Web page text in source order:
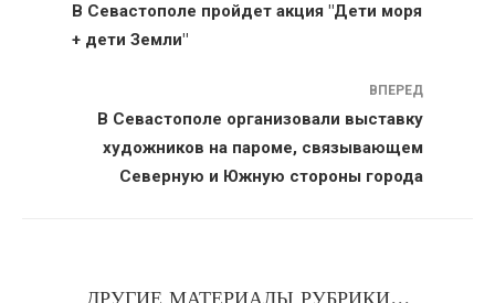
В Севастополе пройдет акция "Дети моря
+ дети Земли"
ВПЕРЕД
В Севастополе организовали выставку
художников на пароме, связывающем
Северную и Южную стороны города